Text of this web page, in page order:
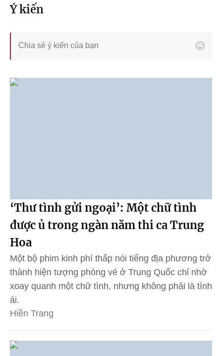
Ý kiến
‘Thư tình gửi ngoại’: Một chữ tình
được ủ trong ngàn năm thi ca Trung
Hoa
Một bộ phim kinh phí thấp nói tiếng địa phương trở
thành hiện tượng phòng vé ở Trung Quốc chỉ nhờ
xoay quanh một chữ tình, nhưng không phải là tình
ái.
Hiền Trang